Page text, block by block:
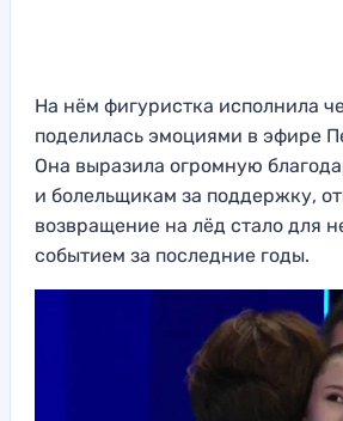
На нём фигуристка исполнила
поделилась эмоциями в эфире
Она выразила огромную
и болельщикам за поддержку,
возвращение на лёд стало для
событием за последние годы.